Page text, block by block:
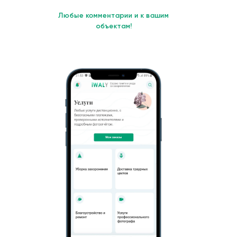
Любые комментарии и к вашим
объектам!